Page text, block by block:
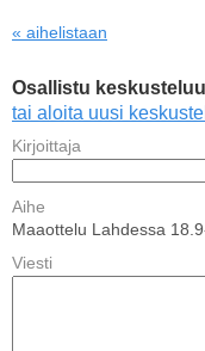
« aihelistaan
Osallistu
tai aloita uusi
Kirjoittaja
Aihe
Maaottelu Lahdessa
Viesti